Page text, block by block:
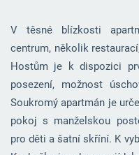
V těsné blízkosti
centrum, několik
Hostům je k dispozici
posezení, možnost
Soukromý apartmán je
pokoj s manželskou
pro děti a šatní skříní. K